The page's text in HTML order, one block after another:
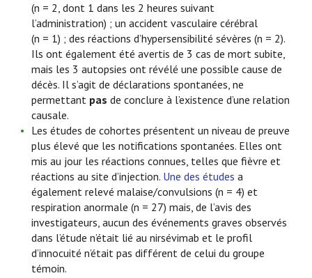
(n = 2, dont 1 dans les 2 heures suivant
l’administration) ; un accident vasculaire cérébral
(n = 1) ; des réactions d’hypersensibilité sévères (n = 2).
Ils ont également été avertis de 3 cas de mort subite,
mais les 3 autopsies ont révélé une possible cause de
décès. Il s’agit de déclarations spontanées, ne
permettant pas de conclure à l’existence d’une relation
causale.
Les études de cohortes présentent un niveau de preuve
plus élevé que les notifications spontanées. Elles ont
mis au jour les réactions connues, telles que fièvre et
réactions au site d’injection. Une des études a
également relevé malaise/convulsions (n = 4) et
respiration anormale (n = 27) mais, de l’avis des
investigateurs, aucun des événements graves observés
dans l’étude n’était lié au nirsévimab et le profil
d’innocuité n’était pas différent de celui du groupe
témoin.